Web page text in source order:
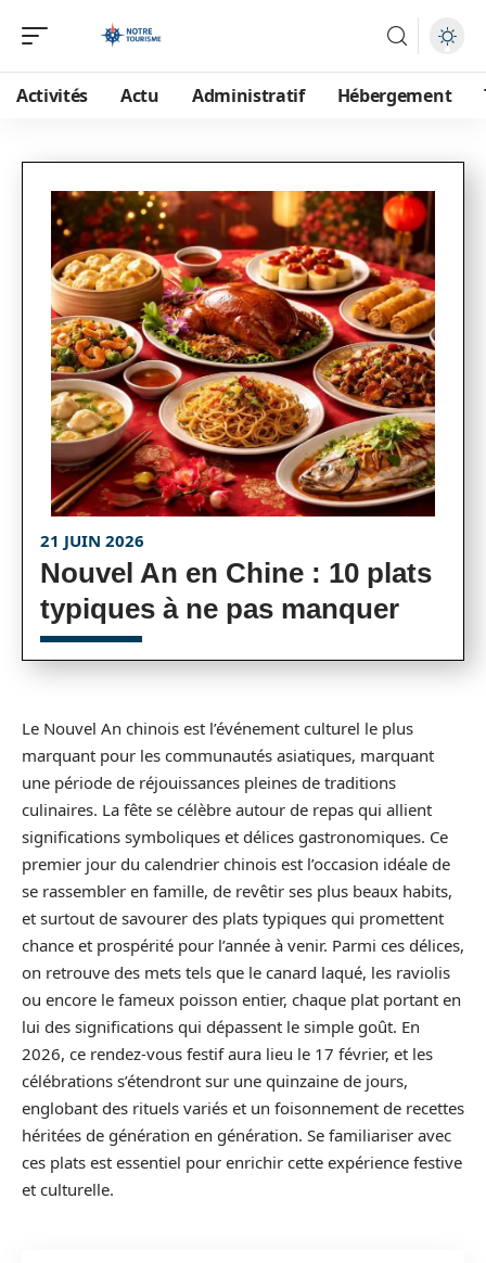
Activités Actu Administratif Hébergement
21 JUIN 2026
Nouvel An en Chine : 10 plats
typiques à ne pas manquer
Le Nouvel An chinois est l’événement culturel le plus
marquant pour les communautés asiatiques, marquant
une période de réjouissances pleines de traditions
culinaires. La fête se célèbre autour de repas qui allient
significations symboliques et délices gastronomiques. Ce
premier jour du calendrier chinois est l’occasion idéale de
se rassembler en famille, de revêtir ses plus beaux habits,
et surtout de savourer des plats typiques qui promettent
chance et prospérité pour l’année à venir. Parmi ces délices,
on retrouve des mets tels que le canard laqué, les raviolis
ou encore le fameux poisson entier, chaque plat portant en
lui des significations qui dépassent le simple goût. En
2026, ce rendez-vous festif aura lieu le 17 février, et les
célébrations s’étendront sur une quinzaine de jours,
englobant des rituels variés et un foisonnement de recettes
héritées de génération en génération. Se familiariser avec
ces plats est essentiel pour enrichir cette expérience festive
et culturelle.